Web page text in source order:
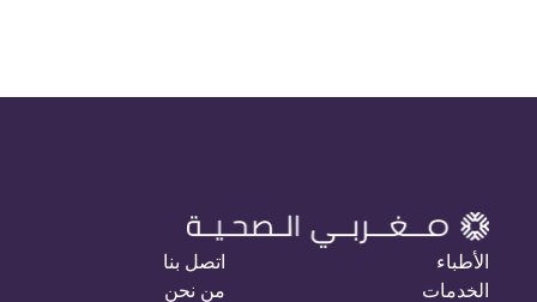
الأطباء
الخدمات
اتصل بنا
من نحن